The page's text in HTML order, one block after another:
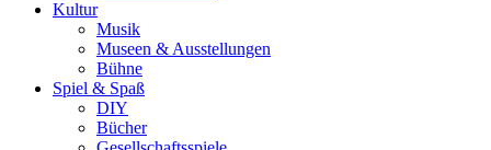
Kultur
Musik
Museen & Ausstellungen
Bühne
Spiel & Spaß
DIY
Bücher